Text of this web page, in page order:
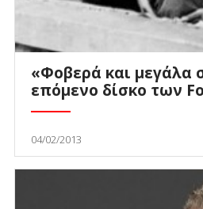
«Φοβερά και μεγάλα
επόμενο δίσκο των
04/02/2013